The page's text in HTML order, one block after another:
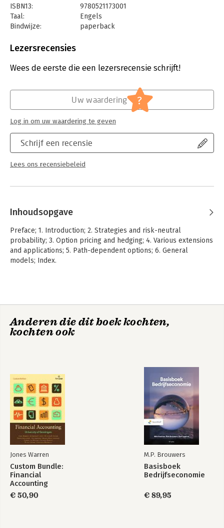
offered by multi-stock models will appeal to a wide class of
instructors. Students, practitioners and researchers alike will
benefit from the book's rigorous, but unfussy, approach to
motivation for results and techniques and includes carefully
for self-study.
ISBN13:
9780521173001
Taal:
Engels
Bindwijze:
paperback
Uitgever:
Mastering Mathematic
Lezersrecensies
Wees de eerste die een lezersrecensie schrijft!
Schrijf een recensie
Lees ons recensiebeleid
Uw waardering ?
Log in om uw waardering te geven
Inhoudsopgave
Preface; 1. Introduction; 2. Strategies and risk-neutral
probability; 3. Option pricing and hedging; 4. Various extensions
and applications; 5. Path-dependent options; 6. General
models; Index.
Anderen die dit boek kochten,
kochten ook
Jones Warren
Custom Bundle:
Financial
Accounting
€ 50,90
M.P. Brouwers
Basisboek
Bedrijfseconomie
€ 89,95